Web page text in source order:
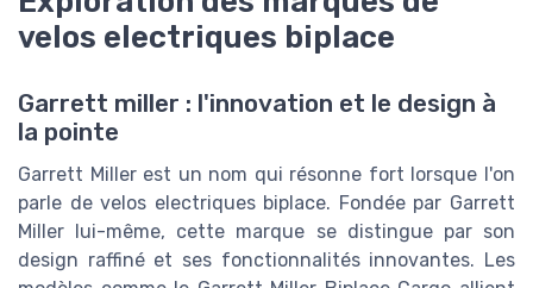
velos electriques biplace
Garrett miller : l'innovation et le design à
la pointe
Garrett Miller est un nom qui résonne fort lorsque l'on
parle de velos electriques biplace. Fondée par Garrett
Miller lui-même, cette marque se distingue par son
design raffiné et ses fonctionnalités innovantes. Les